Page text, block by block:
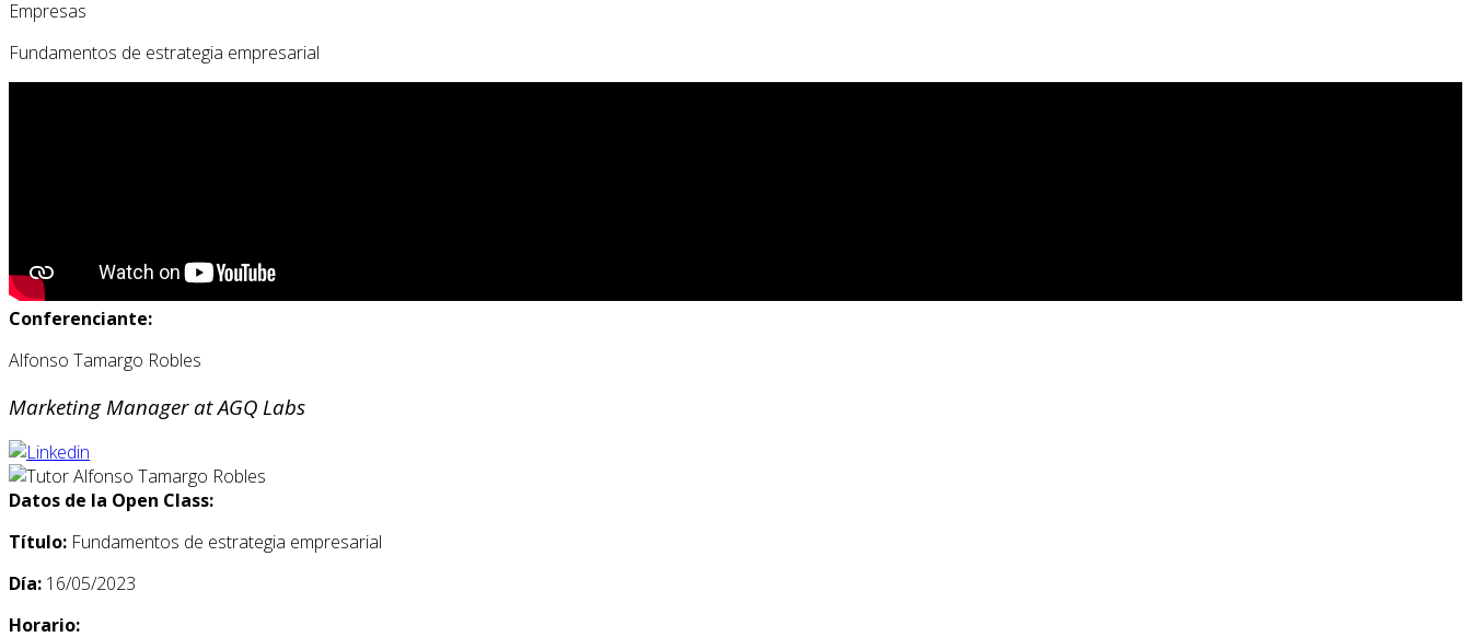
Empresas
Fundamentos de estrategia empresarial
Conferenciante:
Alfonso Tamargo Robles
Marketing Manager at AGQ Labs
Datos de la Open Class:
Título: Fundamentos de estrategia empresarial
Día: 16/05/2023
Horario: